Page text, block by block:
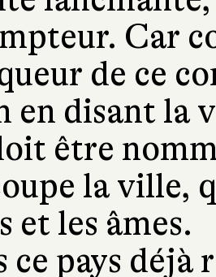
Car
de ce
en disant la
être
la ville,
et les âmes.
ce pays déjà